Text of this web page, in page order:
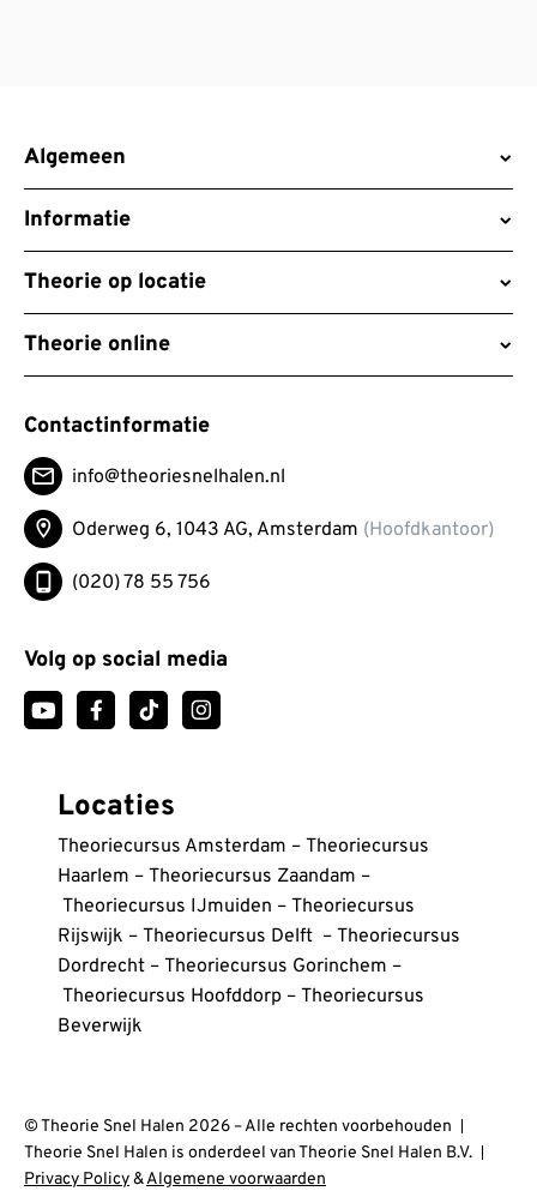
Algemeen
Informatie
Theorie op locatie
Theorie online
Contactinformatie
info@theoriesnelhalen.nl
Oderweg 6, 1043 AG, Amsterdam (Hoofdkantoor)
(020) 78 55 756
Volg op social media
Locaties
Theoriecursus Amsterdam – Theoriecursus
Haarlem – Theoriecursus Zaandam –
Theoriecursus IJmuiden – Theoriecursus
Rijswijk – Theoriecursus Delft – Theoriecursus
Dordrecht – Theoriecursus Gorinchem –
Theoriecursus Hoofddorp – Theoriecursus
Beverwijk
© Theorie Snel Halen 2026 – Alle rechten voorbehouden
Theorie Snel Halen is onderdeel van Theorie Snel Halen B.V.
Privacy Policy&Algemene voorwaarden